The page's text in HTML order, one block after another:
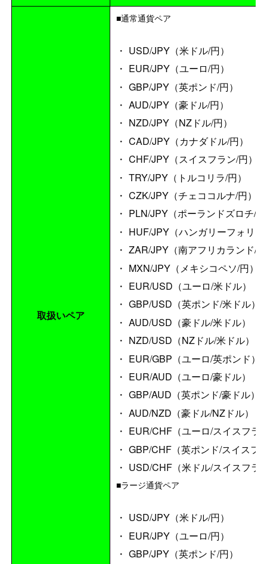
取扱いペア
■通常通貨ペア
USD/JPY（米ドル/円）
EUR/JPY（ユーロ/円）
GBP/JPY（英ポンド/円）
AUD/JPY（豪ドル/円）
NZD/JPY（NZドル/円）
CAD/JPY（カナダドル/円）
CHF/JPY（スイスフラン/円）
TRY/JPY（トルコリラ/円）
CZK/JPY（チェココルナ/円）
PLN/JPY（ポーランドズロチ/
HUF/JPY（ハンガリーフォリ
ZAR/JPY（南アフリカランド/
MXN/JPY（メキシコペソ/円）
EUR/USD（ユーロ/米ドル）
GBP/USD（英ポンド/米ドル）
AUD/USD（豪ドル/米ドル）
NZD/USD（NZドル/米ドル）
EUR/GBP（ユーロ/英ポンド）
EUR/AUD（ユーロ/豪ドル）
GBP/AUD（英ポンド/豪ドル）
AUD/NZD（豪ドル/NZドル）
EUR/CHF（ユーロ/スイスフラ
GBP/CHF（英ポンド/スイスフ
USD/CHF（米ドル/スイスフラ
■ラージ通貨ペア
USD/JPY（米ドル/円）
EUR/JPY（ユーロ/円）
GBP/JPY（英ポンド/円）